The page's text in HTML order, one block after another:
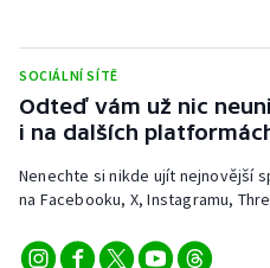
SOCIÁLNÍ SÍTĚ
Odteď vám už nic
i na dalších
Nenechte si nikde ujít nejnovější
na Facebooku, X, Instagramu,